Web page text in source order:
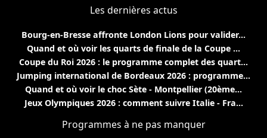
Les dernières actus
Bourg-en-Bresse affronte London Lions pour valider...
Quand et où voir les quarts de finale de la Coupe ...
Coupe du Roi 2026 : le programme complet des quart...
Jumping international de Bordeaux 2026 : programme...
Quand et où voir le choc Sète - Montpellier (20ème...
Jeux Olympiques 2026 : comment suivre Italie - Fra...
Programmes à ne pas manquer